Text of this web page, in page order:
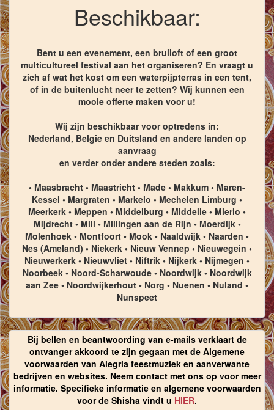
Beschikbaar:
Bent u een evenement, een bruiloft of een groot
multicultureel festival aan het organiseren? En vraagt u
zich af wat het kost om een waterpijpterras in een tent,
of in de buitenlucht neer te zetten? Wij kunnen een
mooie offerte maken voor u!
Wij zijn beschikbaar voor optredens in:
Nederland, Belgie en Duitsland en andere landen op
aanvraag
en verder onder andere steden zoals:
• Maasbracht • Maastricht • Made • Makkum • Maren-
Kessel • Margraten • Markelo • Mechelen Limburg •
Meerkerk • Meppen • Middelburg • Middelie • Mierlo •
Mijdrecht • Mill • Millingen aan de Rijn • Moerdijk •
Molenhoek • Montfoort • Mook • Naaldwijk • Naarden •
Nes (Ameland) • Niekerk • Nieuw Vennep • Nieuwegein •
Nieuwerkerk • Nieuwvliet • Niftrik • Nijkerk • Nijmegen •
Noorbeek • Noord-Scharwoude • Noordwijk • Noordwijk
aan Zee • Noordwijkerhout • Norg • Nuenen • Nuland •
Nunspeet
Bij bellen en beantwoording van e-mails verklaart de
ontvanger akkoord te zijn gegaan met de Algemene
voorwaarden van Alegria feestmuziek en aanverwante
bedrijven en websites. Neem contact met ons op voor meer
informatie. Specifieke informatie en algemene voorwaarden
voor de Shisha vindt u HIER.